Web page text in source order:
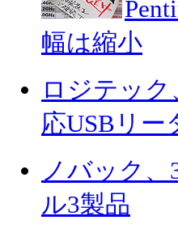
幅は縮小
ロジテッ
応USBリー
ノバック
ル3製品